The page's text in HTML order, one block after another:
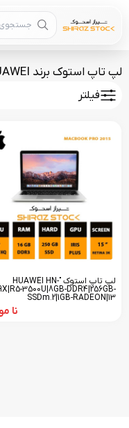
جستجوی
لپ تاپ استوک برند HUAWEI
فیلتر
لپ تاپ استوک "HUAWEI HN-
3500U|8GB-DDR4|256GB-
SSDm.2|1GB-RADEON|13
نا